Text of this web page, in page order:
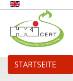
STARTSEITE